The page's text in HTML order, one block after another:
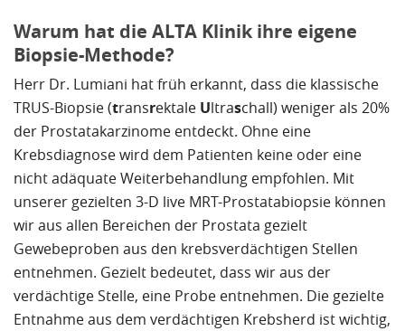
Warum hat die ALTA Klinik ihre eigene
Biopsie-Methode?
Herr Dr. Lumiani hat früh erkannt, dass die klassische
TRUS-Biopsie (transrektale Ultraschall) weniger als 20%
der Prostatakarzinome entdeckt. Ohne eine
Krebsdiagnose wird dem Patienten keine oder eine
nicht adäquate Weiterbehandlung empfohlen. Mit
unserer gezielten 3-D live MRT-Prostatabiopsie können
wir aus allen Bereichen der Prostata gezielt
Gewebeproben aus den krebsverdächtigen Stellen
entnehmen. Gezielt bedeutet, dass wir aus der
verdächtige Stelle, eine Probe entnehmen. Die gezielte
Entnahme aus dem verdächtigen Krebsherd ist wichtig,